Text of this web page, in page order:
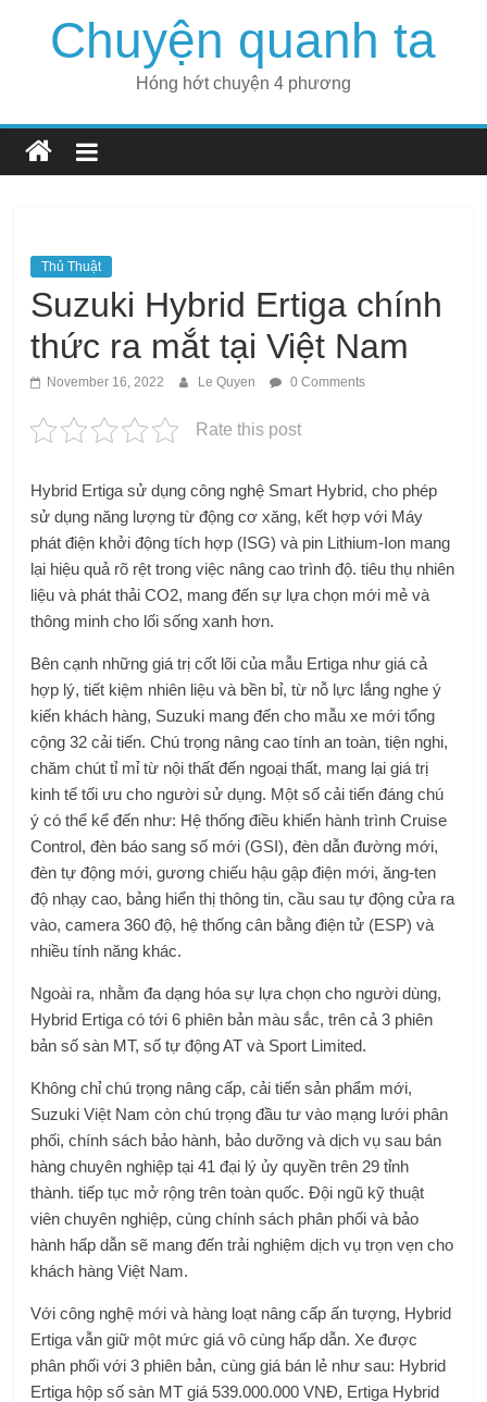
Chuyện quanh ta
Hóng hớt chuyện 4 phương
Thủ Thuật
Suzuki Hybrid Ertiga chính
thức ra mắt tại Việt Nam
November 16, 2022 Le Quyen 0 Comments
Rate this post
Hybrid Ertiga sử dụng công nghệ Smart Hybrid, cho phép
sử dụng năng lượng từ động cơ xăng, kết hợp với Máy
phát điện khởi động tích hợp (ISG) và pin Lithium-Ion mang
lại hiệu quả rõ rệt trong việc nâng cao trình độ. tiêu thụ nhiên
liệu và phát thải CO2, mang đến sự lựa chọn mới mẻ và
thông minh cho lối sống xanh hơn.
Bên cạnh những giá trị cốt lõi của mẫu Ertiga như giá cả
hợp lý, tiết kiệm nhiên liệu và bền bỉ, từ nỗ lực lắng nghe ý
kiến ​​khách hàng, Suzuki mang đến cho mẫu xe mới tổng
cộng 32 cải tiến. Chú trọng nâng cao tính an toàn, tiện nghi,
chăm chút tỉ mỉ từ nội thất đến ngoại thất, mang lại giá trị
kinh tế tối ưu cho người sử dụng. Một số cải tiến đáng chú
ý có thể kể đến như: Hệ thống điều khiển hành trình Cruise
Control, đèn báo sang số mới (GSI), đèn dẫn đường mới,
đèn tự động mới, gương chiếu hậu gập điện mới, ăng-ten
độ nhạy cao, bảng hiển thị thông tin, cầu sau tự động cửa ra
vào, camera 360 độ, hệ thống cân bằng điện tử (ESP) và
nhiều tính năng khác.
Ngoài ra, nhằm đa dạng hóa sự lựa chọn cho người dùng,
Hybrid Ertiga có tới 6 phiên bản màu sắc, trên cả 3 phiên
bản số sàn MT, số tự động AT và Sport Limited.
Không chỉ chú trọng nâng cấp, cải tiến sản phẩm mới,
Suzuki Việt Nam còn chú trọng đầu tư vào mạng lưới phân
phối, chính sách bảo hành, bảo dưỡng và dịch vụ sau bán
hàng chuyên nghiệp tại 41 đại lý ủy quyền trên 29 tỉnh
thành. tiếp tục mở rộng trên toàn quốc. Đội ngũ kỹ thuật
viên chuyên nghiệp, cùng chính sách phân phối và bảo
hành hấp dẫn sẽ mang đến trải nghiệm dịch vụ trọn vẹn cho
khách hàng Việt Nam.
Với công nghệ mới và hàng loạt nâng cấp ấn tượng, Hybrid
Ertiga vẫn giữ một mức giá vô cùng hấp dẫn. Xe được
phân phối với 3 phiên bản, cùng giá bán lẻ như sau: Hybrid
Ertiga hộp số sàn MT giá 539.000.000 VNĐ, Ertiga Hybrid